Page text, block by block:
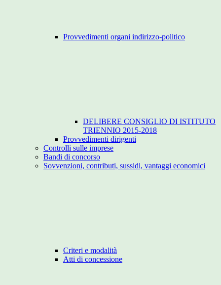
Provvedimenti organi indirizzo-politico
DELIBERE CONSIGLIO DI ISTITUTO
TRIENNIO 2015-2018
Provvedimenti dirigenti
Controlli sulle imprese
Bandi di concorso
Sovvenzioni, contributi, sussidi, vantaggi economici
Criteri e modalità
Atti di concessione